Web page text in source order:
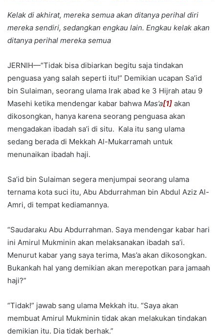
Kelak di akhirat, mereka semua akan ditanya perihal diri
mereka sendiri, sedangkan engkau lain. Engkau kelak akan
ditanya perihal mereka semua
JERNIH—“Tidak bisa dibiarkan begitu saja tindakan
penguasa yang salah seperti itu!” Demikian ucapan Sa’id
bin Sulaiman, seorang ulama Irak abad ke 3 Hijrah atau 9
Masehi ketika mendengar kabar bahwa Mas’a[1] akan
dikosongkan, hanya karena seorang penguasa akan
mengadakan ibadah sa’i di situ. Kala itu sang ulama
sedang berada di Mekkah Al-Mukarramah untuk
menunaikan ibadah haji.
Sa’id bin Sulaiman segera menjumpai seorang ulama
ternama kota suci itu, Abu Abdurrahman bin Abdul Aziz Al-
Amri, di tempat kediamannya.
“Saudaraku Abu Abdurrahman. Saya mendengar kabar hari
ini Amirul Mukminin akan melaksanakan ibadah sa’i.
Menurut kabar yang saya terima, Mas’a akan dikosongkan.
Bukankah hal yang demikian akan merepotkan para jamaah
haji?”
“Tidak!” jawab sang ulama Mekkah itu. “Saya akan
membuat Amirul Mukminin tidak akan melakukan tindakan
demikian itu. Dia tidak berhak.”